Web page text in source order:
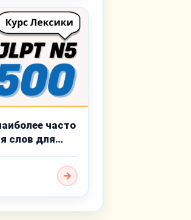
часто
слов для